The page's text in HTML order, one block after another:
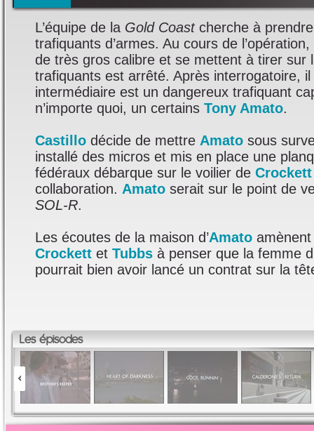
L’équipe de la Gold Coastcherche à
trafiquants d’armes. Au cours de
de très gros calibre et se mettent à tirer sur
trafiquants est arrêté. Après interrogatoire, il
intermédiaire est un dangereux trafiquant
n’importe quoi, un certains Tony Amato.
Castillo décide de mettre Amato sous
installé des micros et mis en place une
fédéraux débarque sur le voilier de Crockett
collaboration. Amato serait sur le point de
SOL-R.
Les écoutes de la maison d’Amato
Crockett et Tubbs à penser que la femme
pourrait bien avoir lancé un contrat sur la
Les épisodes